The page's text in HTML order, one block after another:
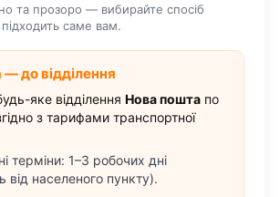
та прозоро — вибирайте спосіб
саме вам.
до відділення
яке відділення Нова пошта по
з тарифами транспортної
терміни: 1–3 робочих дні
від населеного пункту).